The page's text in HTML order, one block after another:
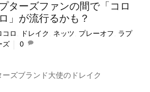
ターズファンの間で「コロ
」が流行るかも？
コロ ドレイク ネッツ プレーオフ
ラプ
ズ
0
ズブランド大使のドレイク